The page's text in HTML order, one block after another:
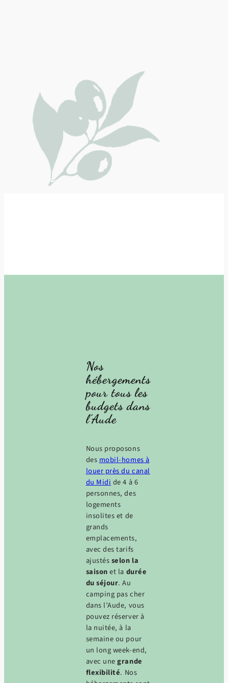
Nos
hébergements
pour tous les
budgets dans
l’Aude
Nous proposons
desmobil-homes à
louer près du canal
du Midide 4 à 6
personnes, des
logements
insolites et de
grands
emplacements,
avec des tarifs
ajustésselon la
saisonet la durée
du séjour. Au
camping pas cher
dans l’Aude, vous
pouvez réserver à
la nuitée, à la
semaine ou pour
un long week-end,
avec unegrande
flexibilité. Nos